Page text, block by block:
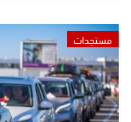
مستجدات